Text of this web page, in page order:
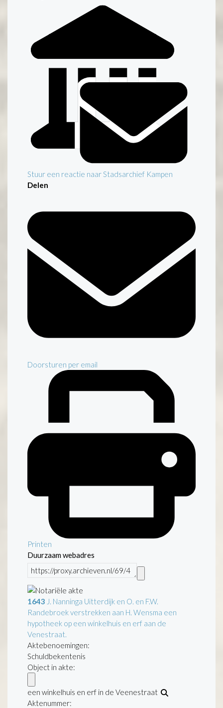
Stuur een reactie naar Stadsarchief Kampen
Delen
Doorsturen per email
Printen
Duurzaam webadres
1643 J. Nanninga Uitterdijk en O. en F.W.
Randebroek verstrekken aan H. Wensma een
hypotheek op een winkelhuis en erf aan de
Venestraat.
Aktebenoemingen:
Schuldbekentenis
Object in akte:
een winkelhuis en erf in de Veenestraat
Aktenummer: